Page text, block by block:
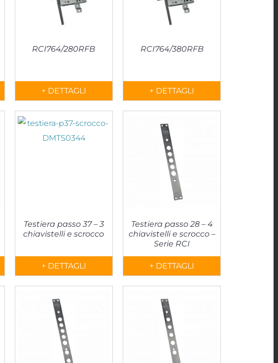
RCI764/280RFB
+ DETTAGLI
RCI764/380RFB
+ DETTAGLI
Testiera passo 37 – 3
chiavistelli e scrocco
+ DETTAGLI
Testiera passo 28 – 4
chiavistelli e scrocco –
Serie RCI
+ DETTAGLI